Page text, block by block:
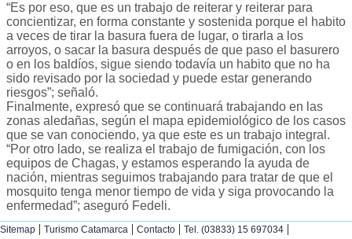
“Es por eso, que es un trabajo de reiterar y reiterar para
concientizar, en forma constante y sostenida porque el habito
a veces de tirar la basura fuera de lugar, o tirarla a los
arroyos, o sacar la basura después de que paso el basurero
o en los baldíos, sigue siendo todavía un habito que no ha
sido revisado por la sociedad y puede estar generando
riesgos”; señaló.
Finalmente, expresó que se continuará trabajando en las
zonas aledañas, según el mapa epidemiológico de los casos
que se van conociendo, ya que este es un trabajo integral.
“Por otro lado, se realiza el trabajo de fumigación, con los
equipos de Chagas, y estamos esperando la ayuda de
nación, mientras seguimos trabajando para tratar de que el
mosquito tenga menor tiempo de vida y siga provocando la
enfermedad”; aseguró Fedeli.
Sitemap | Turismo Catamarca | Contacto | Tel. (03833) 15 697034 |